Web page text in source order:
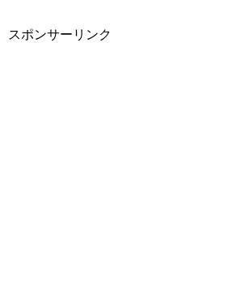
スポンサーリンク